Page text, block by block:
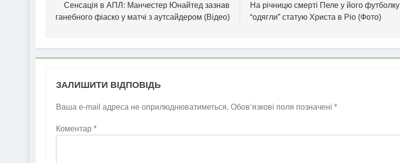
записів
Сенсація в АПЛ: Манчестер Юнайтед зазнав
ганебного фіаско у матчі з аутсайдером (Відео)
На річницю смерті Пеле у його футболку
“одягли” статую Христа в Ріо (Фото)
ЗАЛИШИТИ ВІДПОВІДЬ
Ваша e-mail адреса не оприлюднюватиметься. Обов’язкові поля позначені *
Коментар *